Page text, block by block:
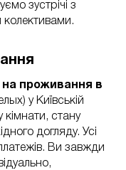
зустрічі з
колективами.
на проживання в
у Київській
кімнати, стану
догляду. Усі
Ви завжди